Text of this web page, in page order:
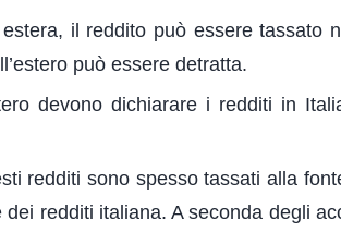
il reddito può essere tassato
può essere detratta.
devono dichiarare i redditi in
redditi sono spesso tassati alla
redditi italiana. A seconda degli